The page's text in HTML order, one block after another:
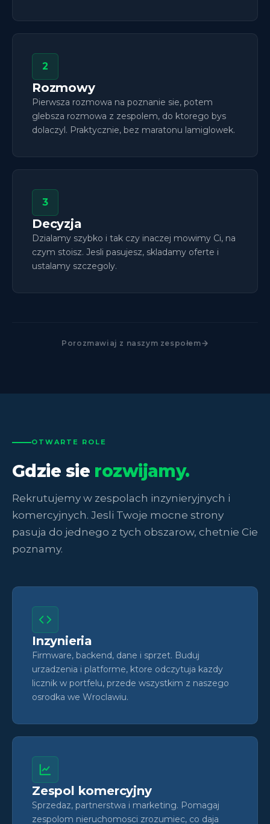
2
Rozmowy
Pierwsza rozmowa na poznanie sie, potem
glebsza rozmowa z zespolem, do ktorego bys
dolaczyl. Praktycznie, bez maratonu lamiglowek.
3
Decyzja
Dzialamy szybko i tak czy inaczej mowimy Ci, na
czym stoisz. Jesli pasujesz, skladamy oferte i
ustalamy szczegoly.
Porozmawiaj z naszym zespołem
OTWARTE ROLE
Gdzie sie rozwijamy.
Rekrutujemy w zespolach inzynieryjnych i
komercyjnych. Jesli Twoje mocne strony
pasuja do jednego z tych obszarow, chetnie Cie
poznamy.
Inzynieria
Firmware, backend, dane i sprzet. Buduj
urzadzenia i platforme, ktore odczytuja kazdy
licznik w portfelu, przede wszystkim z naszego
osrodka we Wroclawiu.
Zespol komercyjny
Sprzedaz, partnerstwa i marketing. Pomagaj
zespolom nieruchomosci zrozumiec, co daja